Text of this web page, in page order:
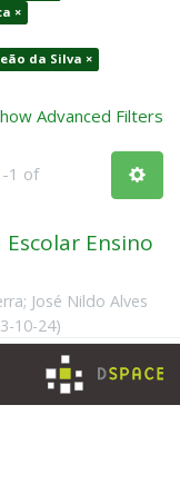
×
da Silva ×
Advanced Filters
1 of
Ensino
; José Nildo Alves
10-24)